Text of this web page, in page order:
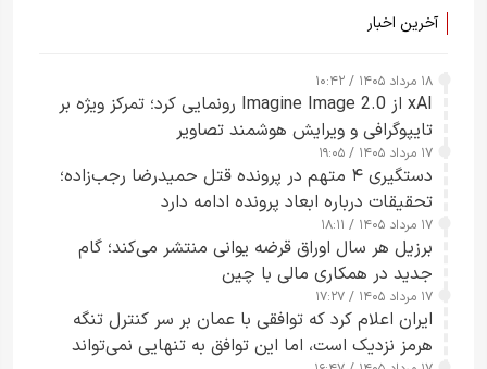
آخرین اخبار
۱۸ مرداد ۱۴۰۵ / ۱۰:۴۲
xAI از Imagine Image 2.0 رونمایی کرد؛ تمرکز ویژه بر
تایپوگرافی و ویرایش هوشمند تصاویر
۱۷ مرداد ۱۴۰۵ / ۱۹:۰۵
دستگیری ۴ متهم در پرونده قتل حمیدرضا رجب‌زاده؛
تحقیقات درباره ابعاد پرونده ادامه دارد
۱۷ مرداد ۱۴۰۵ / ۱۸:۱۱
برزیل هر سال اوراق قرضه یوانی منتشر می‌کند؛ گام
جدید در همکاری مالی با چین
۱۷ مرداد ۱۴۰۵ / ۱۷:۲۷
ایران اعلام کرد که توافقی با عمان بر سر کنترل تنگه
هرمز نزدیک است، اما این توافق به تنهایی نمی‌تواند